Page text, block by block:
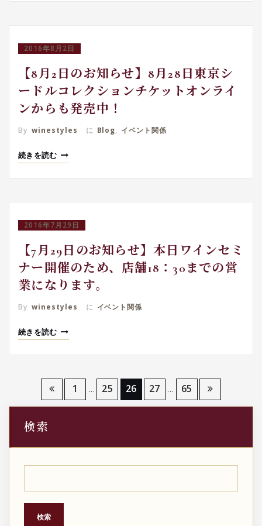
2016年8月2日
【8月2日のお知らせ】8月28日東京シ
ードルコレクションチケットオンライ
ンからも発売中！
By winestyles に Blog, イベント関係
続きを読む
2016年7月29日
【7月29日のお知らせ】本日ワインセミ
ナー開催のため、店舗18：30までの営
業になります。
By winestyles に イベント関係
続きを読む
稿
ジ
1 … 25 26 27 … 65
検索
検索